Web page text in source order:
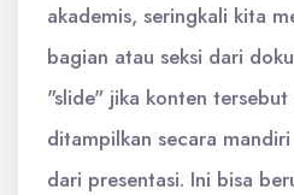
akademis, seringkali kita
bagian atau seksi dari
"slide" jika konten
ditampilkan secara
dari presentasi. Ini bisa